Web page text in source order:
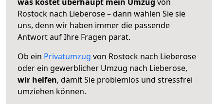
Rostock nach Lieberose – dann wählen Sie sie
uns, denn wir haben immer die passende
Antwort auf Ihre Fragen parat.
Ob ein Privatumzug von Rostock nach Lieberose
oder ein gewerblicher Umzug nach Lieberose,
wir helfen, damit Sie problemlos und stressfrei
umziehen können.